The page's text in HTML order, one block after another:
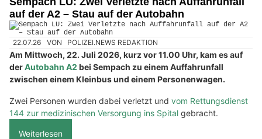
auf der A2 – Stau auf der Autobahn
22.07.26 VON POLIZEI.NEWS REDAKTION
Am Mittwoch, 22. Juli 2026, kurz vor 11.00 Uhr, kam es auf
derAutobahn A2 bei Sempach zu einem Auffahrunfall
zwischen einem Kleinbus und einem Personenwagen.
Zwei Personen wurden dabei verletzt und vom Rettungsdienst
144 zur medizinischen Versorgung ins Spital gebracht.
Weiterlesen